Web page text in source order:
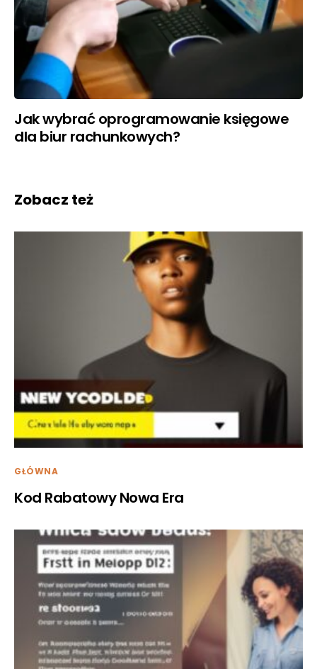
Jak wybrać oprogramowanie księgowe
dla biur rachunkowych?
Zobacz też
GŁÓWNA
Kod Rabatowy Nowa Era